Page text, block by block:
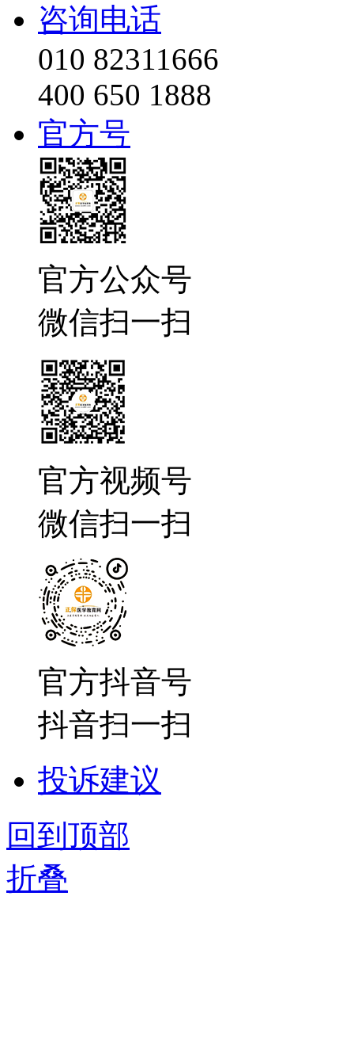
咨询电话
010 82311666
400 650 1888
官方号
官方公众号
微信扫一扫
官方视频号
微信扫一扫
官方抖音号
抖音扫一扫
投诉建议
回到顶部
折叠